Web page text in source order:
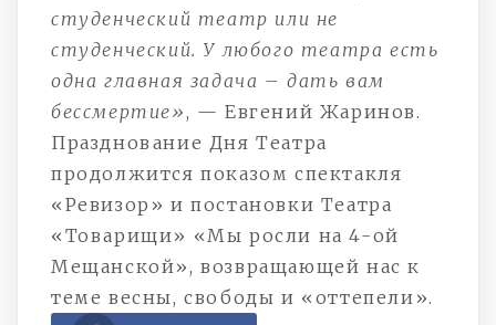
студенческий театр или не
студенческий. У любого театра есть
одна главная задача – дать вам
бессмертие», — Евгений Жаринов.
Празднование Дня Театра
продолжится показом спектакля
«Ревизор» и постановки Театра
«Товарищи» «Мы росли на 4-ой
Мещанской», возвращающей нас к
теме весны, свободы и «оттепели».